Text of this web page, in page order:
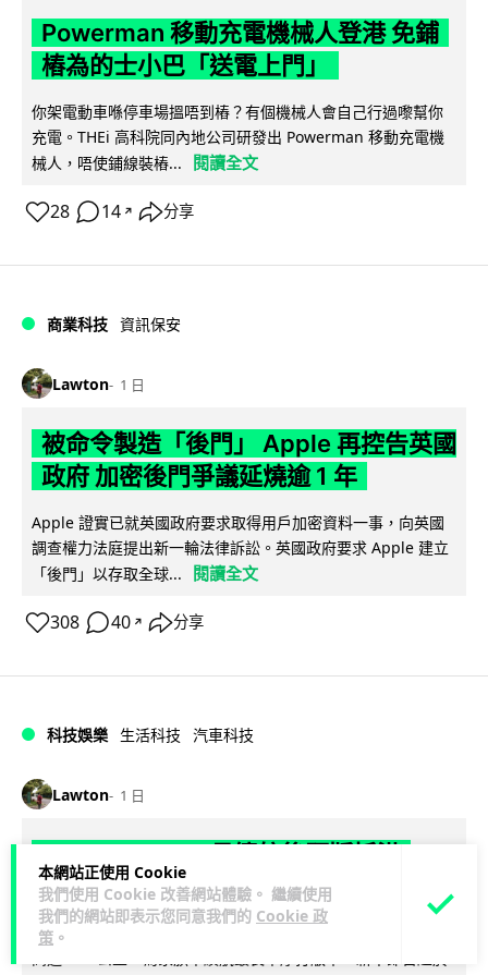
本網站正使用 Cookie
我們使用 Cookie 改善網站體驗。 繼續使用
我們的網站即表示您同意我們的 Cookie 政
策 。
Powerman 移動充電機械人登港 免鋪
樁為的士小巴「送電上門」
你架電動車喺停車場搵唔到樁？有個機械人會自己行過嚟幫你
充電。THEi 高科院同內地公司研發出 Powerman 移動充電機
械人，唔使鋪線裝樁...
閱讀全文
28 14 ↗ 分享
商業科技 資訊保安
Lawton 1 日
被命令製造「後門」 Apple 再控告英國
政府 加密後門爭議延燒逾 1 年
Apple 證實已就英國政府要求取得用戶加密資料一事，向英國
調查權力法庭提出新一輪法律訴訟。英國政府要求 Apple 建立
「後門」以存取全球...
閱讀全文
308 40 ↗ 分享
科技娛樂 生活科技 汽車科技
Lawton 1 日
YOHO MALL 率先試駕
Tesla 香港推出 Model Y Premium 長續航後輪驅動版，續航最